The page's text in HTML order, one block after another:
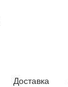
Доставка